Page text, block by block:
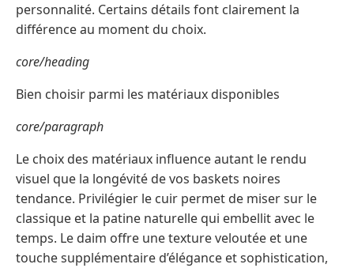
personnalité. Certains détails font clairement la
différence au moment du choix.
core/heading
Bien choisir parmi les matériaux disponibles
core/paragraph
Le choix des matériaux influence autant le rendu
visuel que la longévité de vos baskets noires
tendance. Privilégier le cuir permet de miser sur le
classique et la patine naturelle qui embellit avec le
temps. Le daim offre une texture veloutée et une
touche supplémentaire d’élégance et sophistication,